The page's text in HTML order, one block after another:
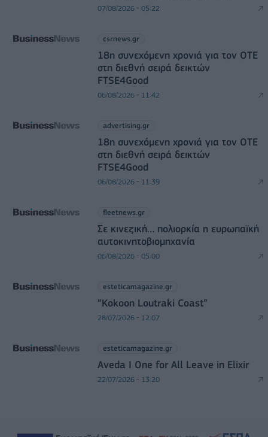
07/08/2026 - 05:22
csrnews.gr
18η συνεχόμενη χρονιά για τον ΟΤΕ
στη διεθνή σειρά δεικτών
FTSE4Good
06/08/2026 - 11:42
advertising.gr
18η συνεχόμενη χρονιά για τον ΟΤΕ
στη διεθνή σειρά δεικτών
FTSE4Good
06/08/2026 - 11:39
fleetnews.gr
Σε κινεζική… πολιορκία η ευρωπαϊκή
αυτοκινητοβιομηχανία
06/08/2026 - 05:00
esteticamagazine.gr
“Kokoon Loutraki Coast”
28/07/2026 - 12:07
esteticamagazine.gr
Aveda I One for All Leave in Elixir
22/07/2026 - 13:20